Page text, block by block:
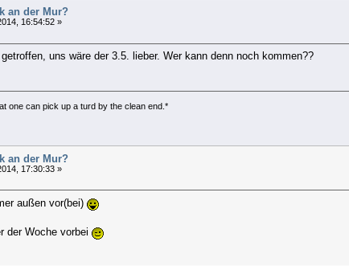
an der Mur?
16:54:52 »
uns wäre der 3.5. lieber. Wer kann denn noch kommen??
one can pick up a turd by the clean end.*
an der Mur?
17:30:33 »
außen vor(bei)
der Woche vorbei